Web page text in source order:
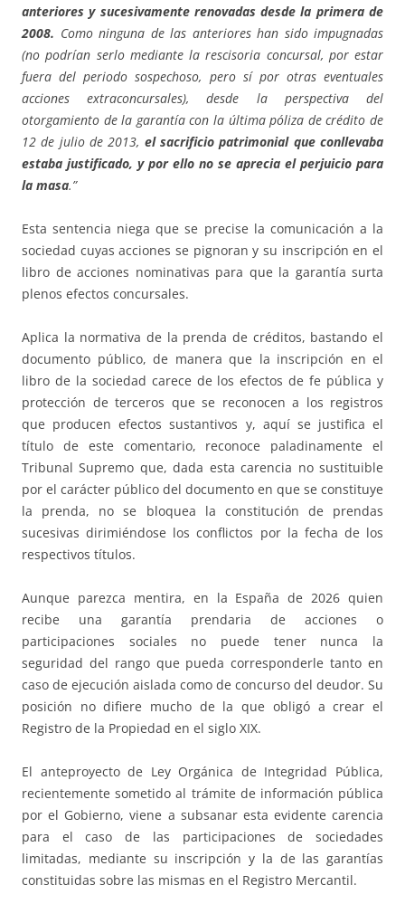
anteriores y sucesivamente renovadas desde la primera de
2008. Como ninguna de las anteriores han sido impugnadas
(no podrían serlo mediante la rescisoria concursal, por estar
fuera del periodo sospechoso, pero sí por otras eventuales
acciones extraconcursales), desde la perspectiva del
otorgamiento de la garantía con la última póliza de crédito de
12 de julio de 2013, el sacrificio patrimonial que conllevaba
estaba justificado, y por ello no se aprecia el perjuicio para
la masa.”
Esta sentencia niega que se precise la comunicación a la
sociedad cuyas acciones se pignoran y su inscripción en el
libro de acciones nominativas para que la garantía surta
plenos efectos concursales.
Aplica la normativa de la prenda de créditos, bastando el
documento público, de manera que la inscripción en el
libro de la sociedad carece de los efectos de fe pública y
protección de terceros que se reconocen a los registros
que producen efectos sustantivos y, aquí se justifica el
título de este comentario, reconoce paladinamente el
Tribunal Supremo que, dada esta carencia no sustituible
por el carácter público del documento en que se constituye
la prenda, no se bloquea la constitución de prendas
sucesivas dirimiéndose los conflictos por la fecha de los
respectivos títulos.
Aunque parezca mentira, en la España de 2026 quien
recibe una garantía prendaria de acciones o
participaciones sociales no puede tener nunca la
seguridad del rango que pueda corresponderle tanto en
caso de ejecución aislada como de concurso del deudor. Su
posición no difiere mucho de la que obligó a crear el
Registro de la Propiedad en el siglo XIX.
El anteproyecto de Ley Orgánica de Integridad Pública,
recientemente sometido al trámite de información pública
por el Gobierno, viene a subsanar esta evidente carencia
para el caso de las participaciones de sociedades
limitadas, mediante su inscripción y la de las garantías
constituidas sobre las mismas en el Registro Mercantil.